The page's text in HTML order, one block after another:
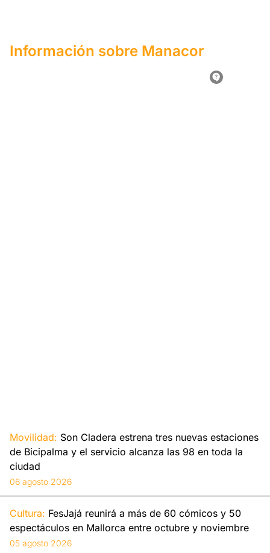
Información sobre Manacor
Movilidad: Son Cladera estrena tres nuevas estaciones
de Bicipalma y el servicio alcanza las 98 en toda la
ciudad
06 agosto 2026
Cultura: FesJajá reunirá a más de 60 cómicos y 50
espectáculos en Mallorca entre octubre y noviembre
05 agosto 2026